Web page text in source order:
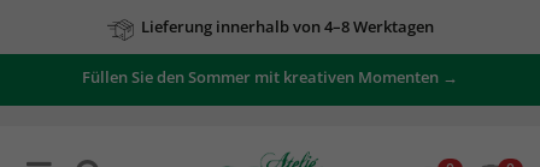
Lieferung innerhalb von 4–8 Werktagen
Füllen Sie den Sommer mit kreativen Momenten →